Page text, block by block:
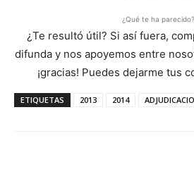
¿Qué te ha parecido?
¿Te resultó útil? Si así fuera,
difunda y nos apoyemos entre
¡gracias! Puedes dejarme tus
ETIQUETAS 2013 2014